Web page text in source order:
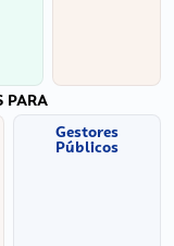
PARA
Gestores
Públicos